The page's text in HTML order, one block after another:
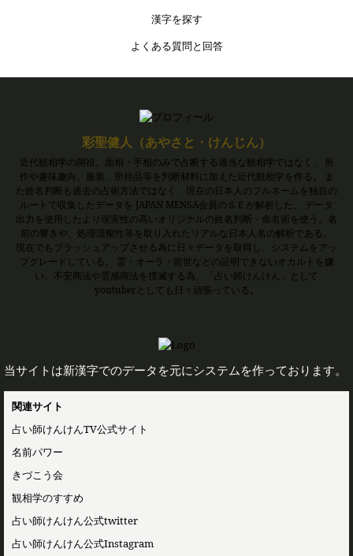
漢字を探す
よくある質問と回答
彩聖健人（あやさと・けんじん）
近代観相学の開祖。面相・手相のみで占断する適当な観相学ではなく、 所
作や趣味趣向、服装、所持品等を判断材料に加えた近代観相学を作る。 ま
た姓名判断も過去の占術方法ではなく、現在の日本人のフルネームを独自の
ルートで収集したデータを JAPAN MENSA会員のＳＥが解析した、 データ
出力を使用したより現実性の高いオリジナルの姓名判断・命名術を使う。名
前の響きや、処理流暢性等を取り入れたリアルな日本人名の解析である。
現在でもブラッシュアップさせる為に日々データを取得し、システムをアッ
プグレードしている。 霊・オーラ・前世などの証明できないオカルトを嫌
い、不安商法や霊感商法を撲滅する為、「占い師けんけん」として
youtuberとしても日々頑張っている。
当サイトは新漢字でのデータを元にシステムを作っております。
関連サイト
占い師けんけんTV公式サイト
名前パワー
きづこう会
観相学のすすめ
占い師けんけん公式twitter
占い師けんけん公式Instagram